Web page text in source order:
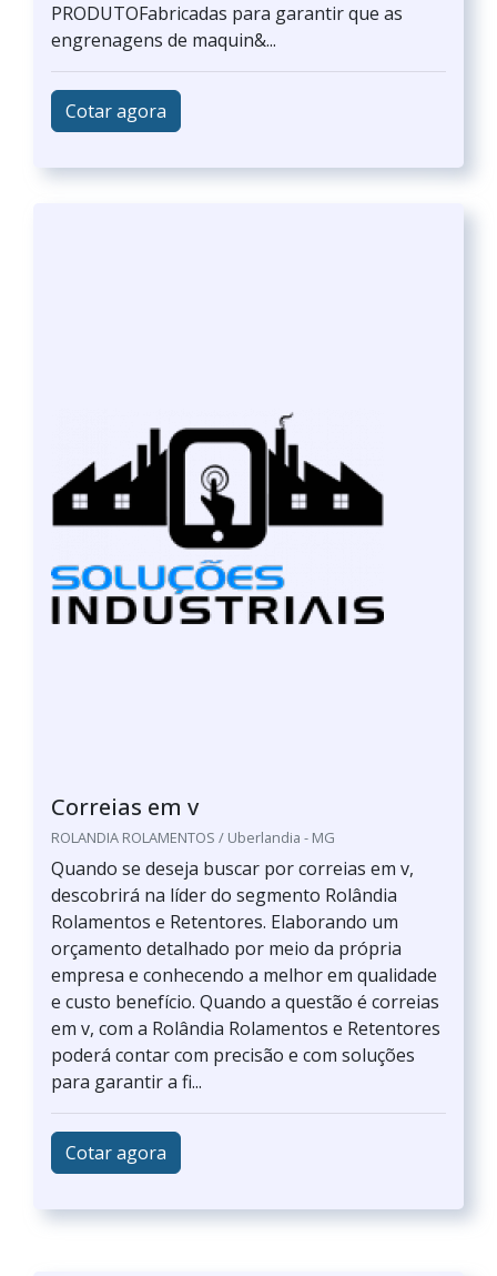
PRODUTOFabricadas para garantir que as
engrenagens de maquin&...
Cotar agora
Correias em v
ROLANDIA ROLAMENTOS / Uberlandia - MG
Quando se deseja buscar por correias em v,
descobrirá na líder do segmento Rolândia
Rolamentos e Retentores. Elaborando um
orçamento detalhado por meio da própria
empresa e conhecendo a melhor em qualidade
e custo benefício. Quando a questão é correias
em v, com a Rolândia Rolamentos e Retentores
poderá contar com precisão e com soluções
para garantir a fi...
Cotar agora